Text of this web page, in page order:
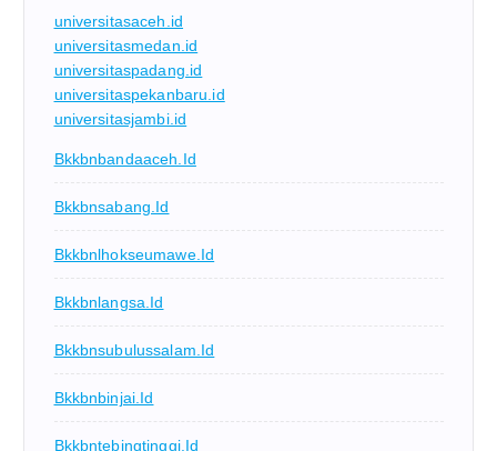
universitasaceh.id
universitasmedan.id
universitaspadang.id
universitaspekanbaru.id
universitasjambi.id
Bkkbnbandaaceh.id
Bkkbnsabang.id
Bkkbnlhokseumawe.id
Bkkbnlangsa.id
Bkkbnsubulussalam.id
Bkkbnbinjai.id
Bkkbntebingtinggi.id